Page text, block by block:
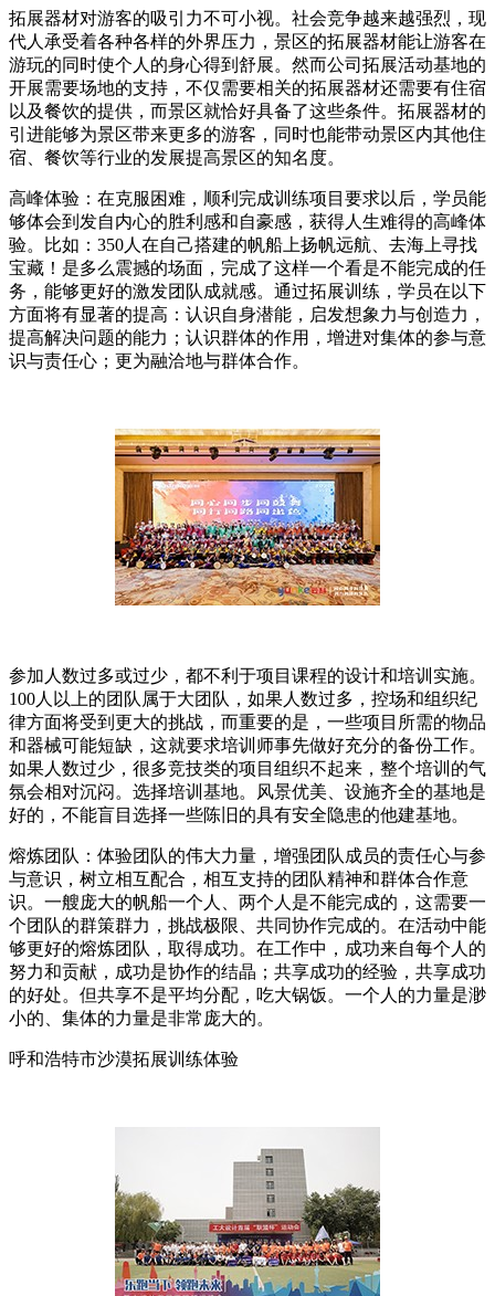
拓展器材对游客的吸引力不可小视。社会竞争越来越强烈，现
代人承受着各种各样的外界压力，景区的拓展器材能让游客在
游玩的同时使个人的身心得到舒展。然而公司拓展活动基地的
开展需要场地的支持，不仅需要相关的拓展器材还需要有住宿
以及餐饮的提供，而景区就恰好具备了这些条件。拓展器材的
引进能够为景区带来更多的游客，同时也能带动景区内其他住
宿、餐饮等行业的发展提高景区的知名度。
高峰体验：在克服困难，顺利完成训练项目要求以后，学员能
够体会到发自内心的胜利感和自豪感，获得人生难得的高峰体
验。比如：350人在自己搭建的帆船上扬帆远航、去海上寻找
宝藏！是多么震撼的场面，完成了这样一个看是不能完成的任
务，能够更好的激发团队成就感。通过拓展训练，学员在以下
方面将有显著的提高：认识自身潜能，启发想象力与创造力，
提高解决问题的能力；认识群体的作用，增进对集体的参与意
识与责任心；更为融洽地与群体合作。
参加人数过多或过少，都不利于项目课程的设计和培训实施。
100人以上的团队属于大团队，如果人数过多，控场和组织纪
律方面将受到更大的挑战，而重要的是，一些项目所需的物品
和器械可能短缺，这就要求培训师事先做好充分的备份工作。
如果人数过少，很多竞技类的项目组织不起来，整个培训的气
氛会相对沉闷。选择培训基地。风景优美、设施齐全的基地是
好的，不能盲目选择一些陈旧的具有安全隐患的他建基地。
熔炼团队：体验团队的伟大力量，增强团队成员的责任心与参
与意识，树立相互配合，相互支持的团队精神和群体合作意
识。一艘庞大的帆船一个人、两个人是不能完成的，这需要一
个团队的群策群力，挑战极限、共同协作完成的。在活动中能
够更好的熔炼团队，取得成功。在工作中，成功来自每个人的
努力和贡献，成功是协作的结晶；共享成功的经验，共享成功
的好处。但共享不是平均分配，吃大锅饭。一个人的力量是渺
小的、集体的力量是非常庞大的。
呼和浩特市沙漠拓展训练体验